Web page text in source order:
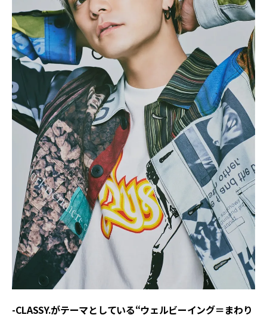
-CLASSY.がテーマとしている“ウェルビーイング＝まわり